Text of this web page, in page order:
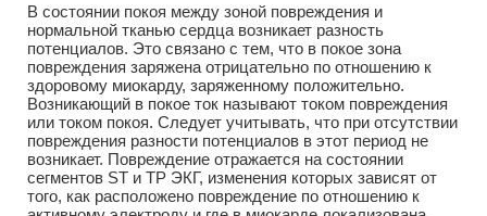
В состоянии покоя между зоной повреждения и
нормальной тканью сердца возникает разность
потенциалов. Это связано с тем, что в покое зона
повреждения заряжена отрицательно по отношению к
здоровому миокарду, заряженному положительно.
Возникающий в покое ток называют током повреждения
или током покоя. Следует учитывать, что при отсутствии
повреждения разности потенциалов в этот период не
возникает. Повреждение отражается на состоянии
сегментов ST и ТР ЭКГ, изменения которых зависят от
того, как расположено повреждение по отношению к